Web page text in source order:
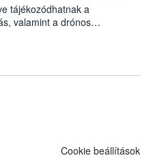
tájékozódhatnak a
valamint a drónos
tevékenység
Cookie beállítások